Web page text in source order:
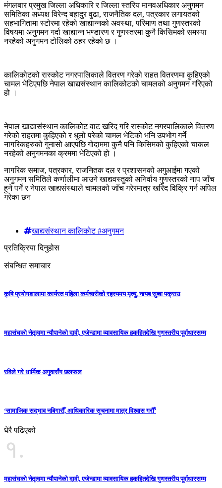
मंगलबार प्रमुख जिल्ला अधिकारि र जिल्ला स्तरिय मानवअधिकार अनुगमन
समितिका अध्यक्ष विरेन्द बहादुर वुढा, राजनैतिक दल, पत्रकार लगायतको
सहभागितामा स्टोरमा रहेको खाद्यान्नको अवस्था, परिमाण तथा गुणस्तरको
विषयमा अनुगमन गर्दा खाद्यान्न भण्डारण र गुणस्तरमा कुनै किसिमको समस्या
नरहेको अनुगमन टोलिको ठहर रहेको छ ।
कालिकोटको रास्कोट नगरपालिकाले वितरण गरेको राहत वितरणमा कुहिएको
चामल भेटिएपछि नेपाल खाद्यसंस्थान कालिकोटको चामलको अनुगमन गरिएको
हो ।
नेपाल खाद्यासंस्थान कालिकोट वाट खरिद गरि रास्कोट नगरपालिकाले वितरण
गरेको राहतमा कुहिएको र धुलो परेको चामल भेटिको भनि उपभोग गर्ने
नागरिकहरुको गुनासो आएपछि गोदाममा कुनै पनि किसिमको कुहिएको चाकल
नरहेको अनुगमनका क्रममा भेटिएको हो ।
नागरिक समाज, पत्रकार, राजनितक दल र प्रशासनको अगुआईमा गएको
अनुगमन समितिले कर्णालीमा आउने खाद्यवस्तुको अनिर्वाय गुणस्तरको नाप जाँच
हुने पर्ने र नेपाल खाद्यसंस्थाले चामलको जाँच गरेरमात्र खरिद विक्रि गर्न अपिल
गरेका छन
खाद्यसंस्थान कालिकोट #अनुगमन
प्रतिक्रिया दिनुहोस
संबन्धित समाचार
कृषि प्रयोगशालामा कार्यरत महिला कर्मचारीको रहस्यमय मृत्यु, नायब सुब्बा पक्राउ
महासंघको नेतृत्वमा न्यौपानेको दावी, एजेन्डामा व्यावसायिक हकहितदेखि गुणस्तरीय पूर्वाधारसम्म
रविले गरे धार्मिक अगुवासँग छलफल
‘सामाजिक सद्‌भाव नबिगारौँ, आधिकारिक सूचनामा मात्र विश्वास गरौँ’
धेरै पढिएको
१.
महासंघको नेतृत्वमा न्यौपानेको दावी, एजेन्डामा व्यावसायिक हकहितदेखि गुणस्तरीय पूर्वाधारसम्म